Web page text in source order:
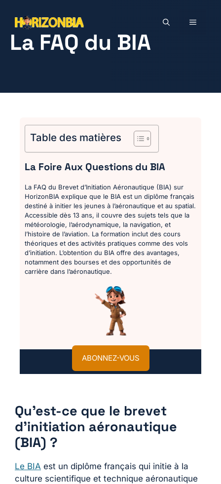
contenu
MENU
La FAQ du BIA
Table des matières
La Foire Aux Questions du BIA
La FAQ du Brevet d’Initiation Aéronautique (BIA) sur
HorizonBIA explique que le BIA est un diplôme français
destiné à initier les jeunes à l’aéronautique et au spatial.
Accessible dès 13 ans, il couvre des sujets tels que la
météorologie, l’aérodynamique, la navigation, et
l’histoire de l’aviation. La formation inclut des cours
théoriques et des activités pratiques comme des vols
d’initiation. L’obtention du BIA offre des avantages,
notamment des bourses et des opportunités de
carrière dans l’aéronautique.
ABONNEZ-VOUS
Qu’est-ce que le brevet
d’initiation aéronautique
(BIA) ?
Le BIA est un diplôme français qui initie à la
culture scientifique et technique aéronautique